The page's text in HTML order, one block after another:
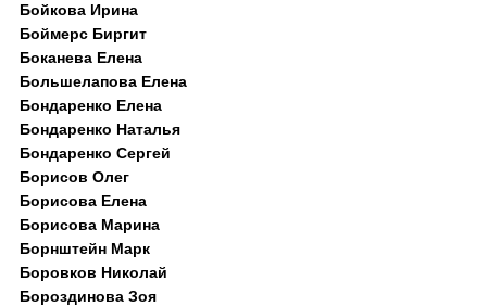
Бойкова Ирина
Боймерс Биргит
Боканева Елена
Большелапова Елена
Бондаренко Елена
Бондаренко Наталья
Бондаренко Сергей
Борисов Олег
Борисова Елена
Борисова Марина
Борнштейн Марк
Боровков Николай
Бороздинова Зоя